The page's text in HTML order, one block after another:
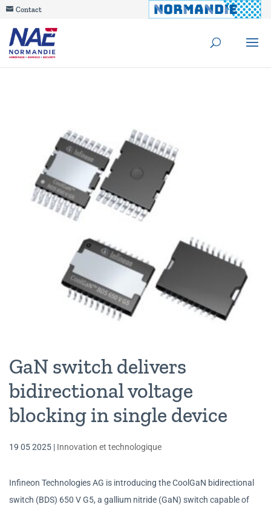
Contact
GaN switch delivers
bidirectional voltage
blocking in single device
19 05 2025 | Innovation et technologique
Infineon Technologies AG is introducing the CoolGaN bidirectional
switch (BDS) 650 V G5, a gallium nitride (GaN) switch capable of